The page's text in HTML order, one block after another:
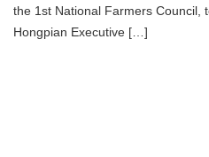
the 1st National Farmers Council,
Hongpian Executive […]